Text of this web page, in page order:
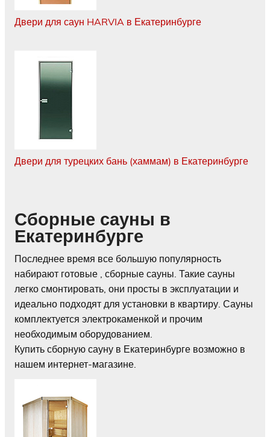
Двери для саун HARVIA в Екатеринбурге
Двери для турецких бань (хаммам) в Екатеринбурге
Сборные сауны в
Екатеринбурге
Последнее время все большую популярность
набирают готовые , сборные сауны. Такие сауны
легко смонтировать, они просты в эксплуатации и
идеально подходят для установки в квартиру. Сауны
комплектуется электрокаменкой и прочим
необходимым оборудованием.
Купить сборную сауну в Екатеринбурге возможно в
нашем интернет-магазине.